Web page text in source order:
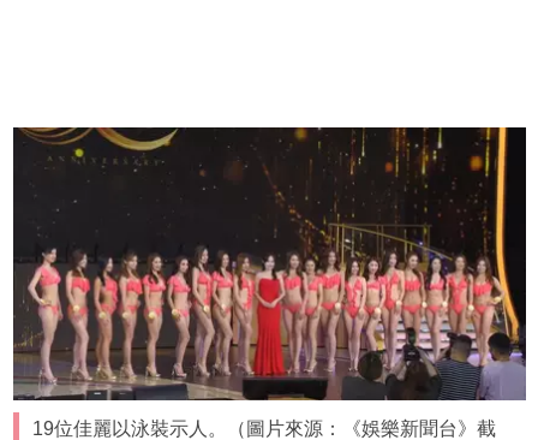
19位佳麗以泳裝示人。（圖片來源：《娛樂新聞台》截